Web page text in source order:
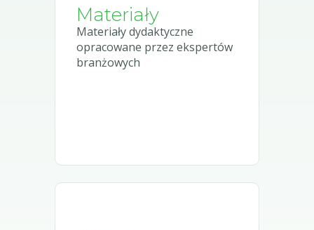
Materiały
Materiały dydaktyczne
opracowane przez ekspertów
branżowych